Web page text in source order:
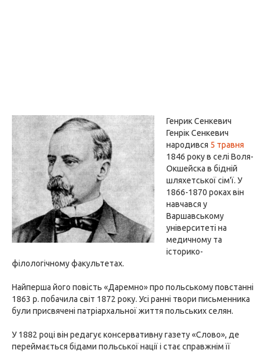
Генрик Сенкевич
Генрік Сенкевич
народився 5 травня
1846 року в селі Воля-
Окшейска в бідній
шляхетської сім'ї. У
1866-1870 роках він
навчався у
Варшавському
університеті на
медичному та
історико-
філологічному факультетах.
Найперша його повість «Даремно» про польському повстанні
1863 р. побачила світ 1872 року. Усі ранні твори письменника
були присвячені патріархальної життя польських селян.
У 1882 році він редагує консервативну газету «Слово», де
переймається бідами польської нації і стає справжнім її